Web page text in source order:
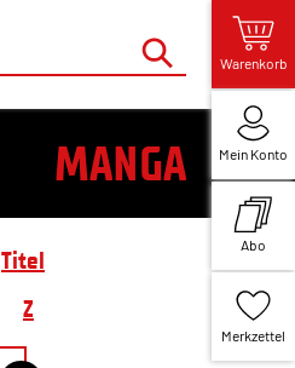
Warenkorb
Mein Konto
Abo
Merkzettel
MANGA
Titel
Z